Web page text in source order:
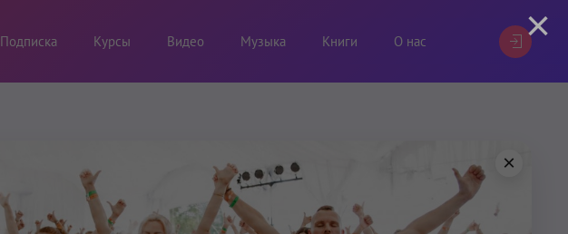
Подписка Курсы Видео Музыка Книги О нас
×
×